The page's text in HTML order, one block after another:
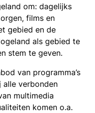
om: dagelijks
films en
gebied en de
als gebied te
stem te geven.
van programma’s
alle verbonden
multimedia
komen o.a.